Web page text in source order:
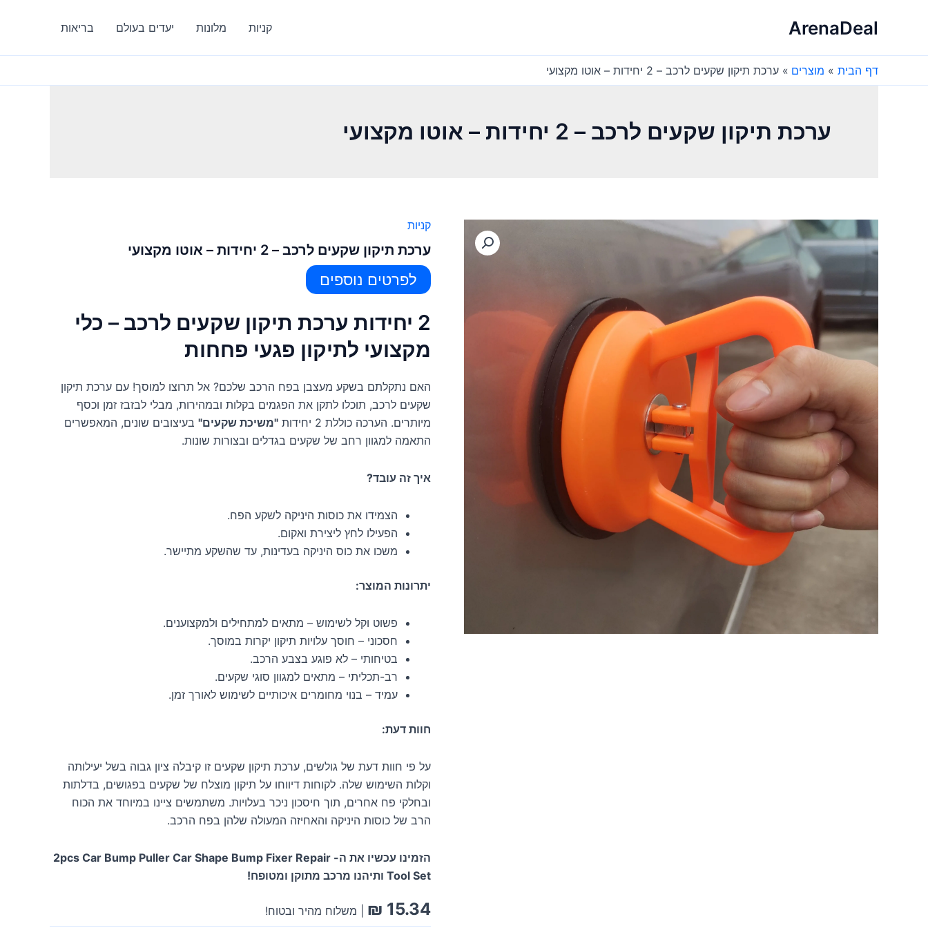
ArenaDeal קניות מלונות יעדים בעולם בריאות
דף הבית מוצרים ערכת תיקון שקעים לרכב – 2 יחידות – אוטו מקצועי
ערכת תיקון שקעים לרכב – 2 יחידות – אוטו מקצועי
קניות
ערכת תיקון שקעים לרכב – 2 יחידות – אוטו מקצועי
לפרטים נוספים
2 יחידות ערכת תיקון שקעים לרכב – כלי
מקצועי לתיקון פגעי פחחות
האם נתקלתם בשקע מעצבן בפח הרכב שלכם? אל תרוצו למוסך! עם ערכת תיקון
שקעים לרכב, תוכלו לתקן את הפגמים בקלות ובמהירות, מבלי לבזבז זמן וכסף
מיותרים. הערכה כוללת 2 יחידות
"משיכת שקעים" בעיצובים שונים, המאפשרים
התאמה למגוון רחב של שקעים בגדלים ובצורות שונות.
איך זה עובד?
הצמידו את כוסות היניקה לשקע הפח.
הפעילו לחץ ליצירת ואקום.
משכו את כוס היניקה בעדינות, עד שהשקע מתיישר.
יתרונות המוצר:
פשוט וקל לשימוש – מתאים למתחילים ולמקצוענים.
חסכוני – חוסך עלויות תיקון יקרות במוסך.
בטיחותי – לא פוגע בצבע הרכב.
רב-תכליתי – מתאים למגוון סוגי שקעים.
עמיד – בנוי מחומרים איכותיים לשימוש לאורך זמן.
חוות דעת:
על פי חוות דעת של גולשים, ערכת תיקון שקעים זו קיבלה ציון גבוה בשל יעילותה
וקלות השימוש שלה. לקוחות דיווחו על תיקון מוצלח של שקעים בפגושים, בדלתות
ובחלקי פח אחרים, תוך חיסכון ניכר בעלויות. משתמשים ציינו במיוחד את הכוח
הרב של כוסות היניקה והאחיזה המעולה שלהן בפח הרכב.
הזמינו עכשיו את ה- 2pcs Car Bump Puller Car Shape Bump Fixer Repair
Tool Set ותיהנו מרכב מתוקן ומטופח!
₪ 15.34 | משלוח מהיר ובטוח!